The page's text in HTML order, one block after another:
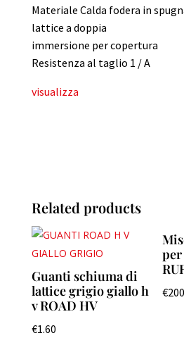
Materiale Calda fodera in
lattice a doppia
immersione per copertura
Resistenza al taglio 1 / A
visualizza
Related products
Guanti schiuma di
lattice grigio giallo h
v ROAD HV
€1.60
per
€